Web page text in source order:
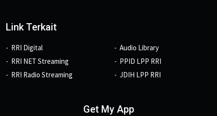
Link Terkait
RRI Digital
RRI NET Streaming
RRI Radio Streaming
Audio Library
PPID LPP RRI
JDIH LPP RRI
Get My App